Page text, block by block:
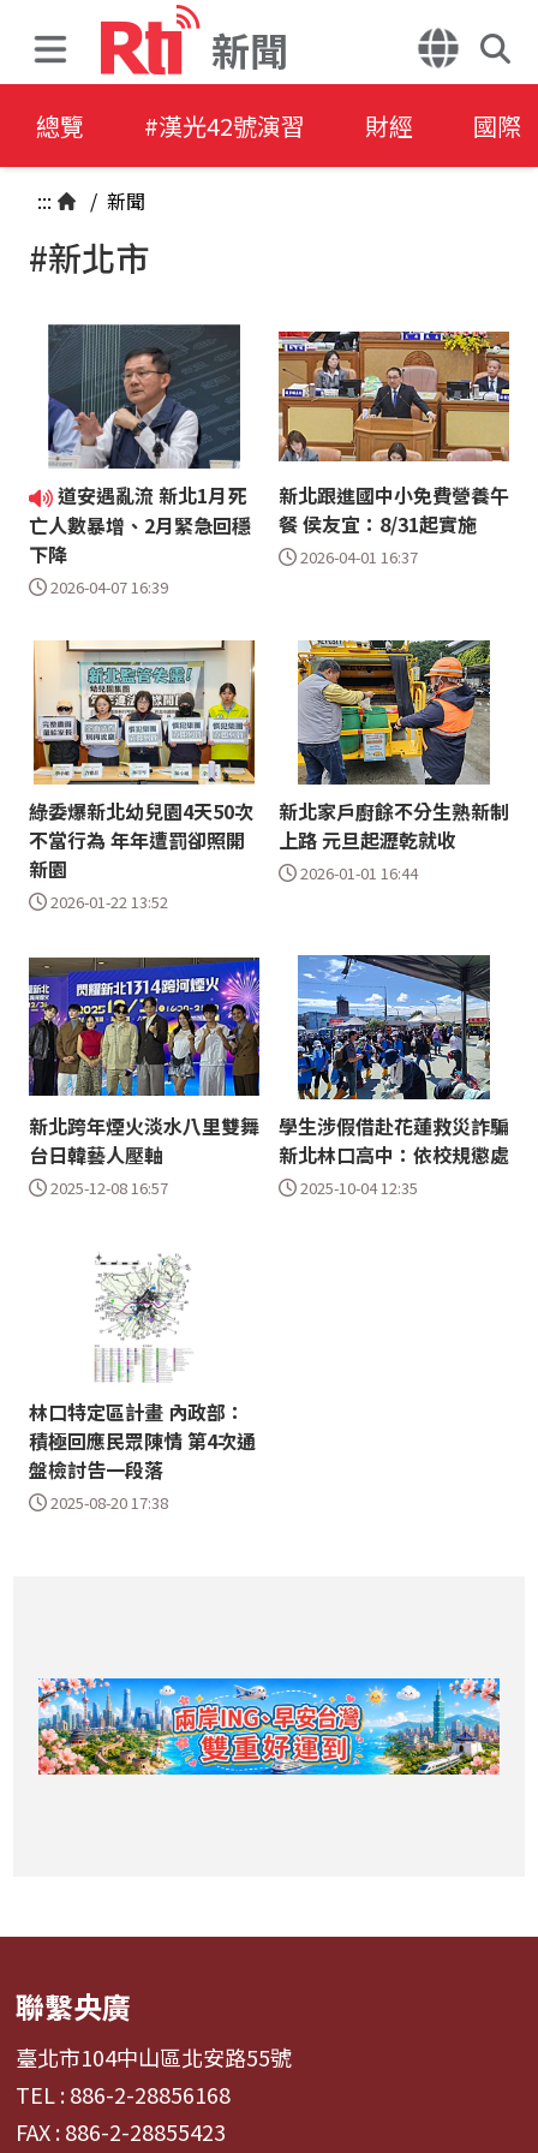
新聞
總覽 #漢光42號演習 財經 國際
::: / 新聞
#新北市
道安遇亂流 新北1月死
亡人數暴增、2月緊急回穩
下降
2026-04-07 16:39
新北跟進國中小免費營養午
餐 侯友宜：8/31起實施
2026-04-01 16:37
綠委爆新北幼兒園4天50次
不當行為 年年遭罰卻照開
新園
2026-01-22 13:52
新北家戶廚餘不分生熟新制
上路 元旦起瀝乾就收
2026-01-01 16:44
新北跨年煙火淡水八里雙舞
台日韓藝人壓軸
2025-12-08 16:57
學生涉假借赴花蓮救災詐騙
新北林口高中：依校規懲處
2025-10-04 12:35
林口特定區計畫 內政部：
積極回應民眾陳情 第4次通
盤檢討告一段落
2025-08-20 17:38
聯繫央廣
臺北市104中山區北安路55號
TEL : 886-2-28856168
FAX : 886-2-28855423